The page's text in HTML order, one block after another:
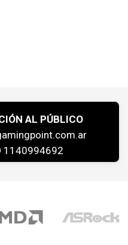
AL PÚBLICO
1140994692